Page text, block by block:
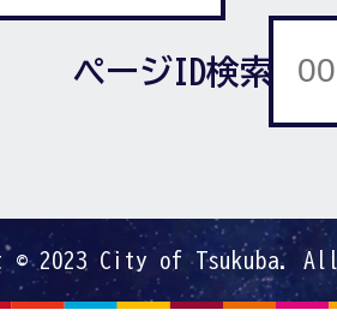
ページID検索
© 2023 City of Tsukuba.